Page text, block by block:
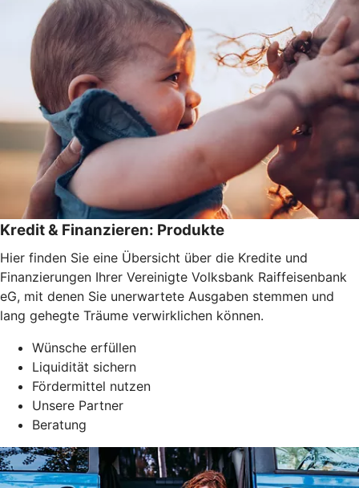
Kredit & Finanzieren: Produkte
Hier finden Sie eine Übersicht über die Kredite und
Finanzierungen Ihrer Vereinigte Volksbank Raiffeisenbank
eG, mit denen Sie unerwartete Ausgaben stemmen und
lang gehegte Träume verwirklichen können.
Wünsche erfüllen
Liquidität sichern
Fördermittel nutzen
Unsere Partner
Beratung